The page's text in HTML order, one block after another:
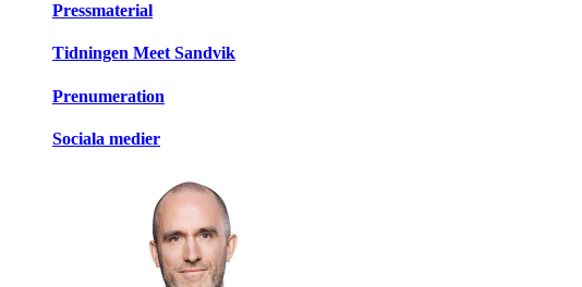
Pressmaterial
Tidningen Meet Sandvik
Prenumeration
Sociala medier